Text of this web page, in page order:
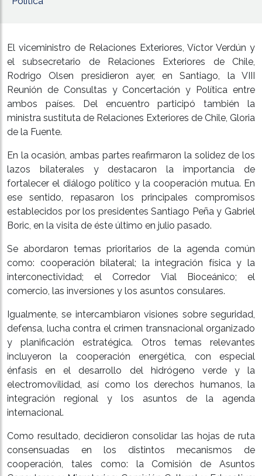
El viceministro de Relaciones Exteriores, Víctor Verdún y
el subsecretario de Relaciones Exteriores de Chile,
Rodrigo Olsen presidieron ayer, en Santiago, la VIII
Reunión de Consultas y Concertación y Política entre
ambos países. Del encuentro participó también la
ministra sustituta de Relaciones Exteriores de Chile, Gloria
de la Fuente.
En la ocasión, ambas partes reafirmaron la solidez de los
lazos bilaterales y destacaron la importancia de
fortalecer el diálogo político y la cooperación mutua. En
ese sentido, repasaron los principales compromisos
establecidos por los presidentes Santiago Peña y Gabriel
Boric, en la visita de éste último en julio pasado.
Se abordaron temas prioritarios de la agenda común
como: cooperación bilateral; la integración física y la
interconectividad; el Corredor Vial Bioceánico; el
comercio, las inversiones y los asuntos consulares.
Igualmente, se intercambiaron visiones sobre seguridad,
defensa, lucha contra el crimen transnacional organizado
y planificación estratégica. Otros temas relevantes
incluyeron la cooperación energética, con especial
énfasis en el desarrollo del hidrógeno verde y la
electromovilidad, así como los derechos humanos, la
integración regional y los asuntos de la agenda
internacional.
Como resultado, decidieron consolidar las hojas de ruta
consensuadas en los distintos mecanismos de
cooperación, tales como: la Comisión de Asuntos